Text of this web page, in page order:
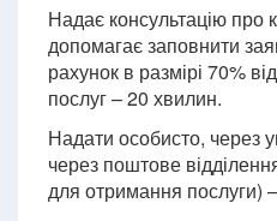
Надає консультацію про
допомагає заповнити
рахунок в размірі 70%
послуг – 20 хвилин.
Надати особисто, через
через поштове
для отримання послуги)